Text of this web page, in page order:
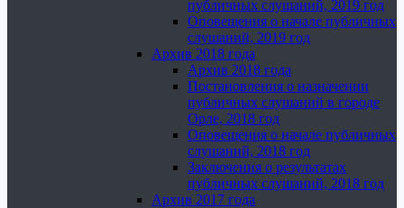
публичных слушаний, 2019 год
Оповещения о начале публичных
слушаний, 2019 год
Архив 2018 года
Архив 2018 года
Постановления о назначении
публичных слушаний в городе
Орле, 2018 год
Оповещения о начале публичных
слушаний, 2018 год
Заключения о результатах
публичных слушаний, 2018 год
Архив 2017 года